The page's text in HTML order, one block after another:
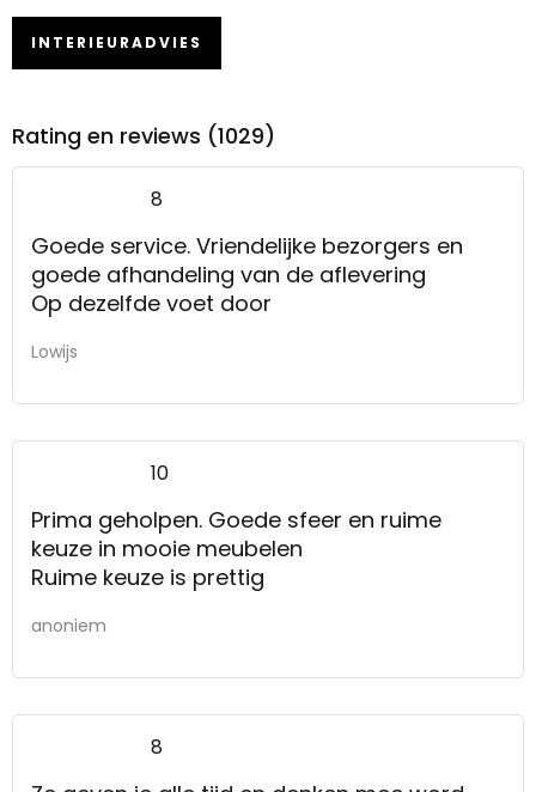
INTERIEURADVIES
Rating en reviews (1029)
8
Goede service. Vriendelijke bezorgers en
goede afhandeling van de aflevering
Op dezelfde voet door
Lowijs
10
Prima geholpen. Goede sfeer en ruime
keuze in mooie meubelen
Ruime keuze is prettig
anoniem
8